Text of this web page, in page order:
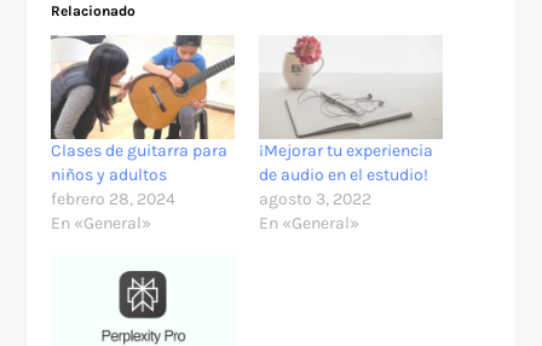
Relacionado
Clases de guitarra para
niños y adultos
febrero 28, 2024
En «General»
¡Mejorar tu experiencia
de audio en el estudio!
agosto 3, 2022
En «General»